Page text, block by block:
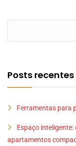
Posts recentes
Ferramentas para
Espaço
apartamentos